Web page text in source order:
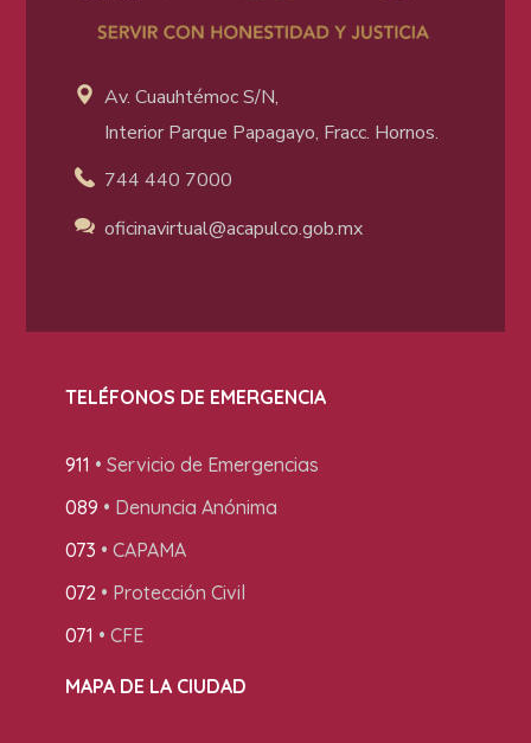
Av. Cuauhtémoc S/N,
Interior Parque Papagayo, Fracc. Hornos.
744 440 7000
oficinavirtual@acapulco.gob.mx
TELÉFONOS DE EMERGENCIA
911 • Servicio de Emergencias
089 • Denuncia Anónima
073 • CAPAMA
072• Protección Civil
071 • CFE
MAPA DE LA CIUDAD